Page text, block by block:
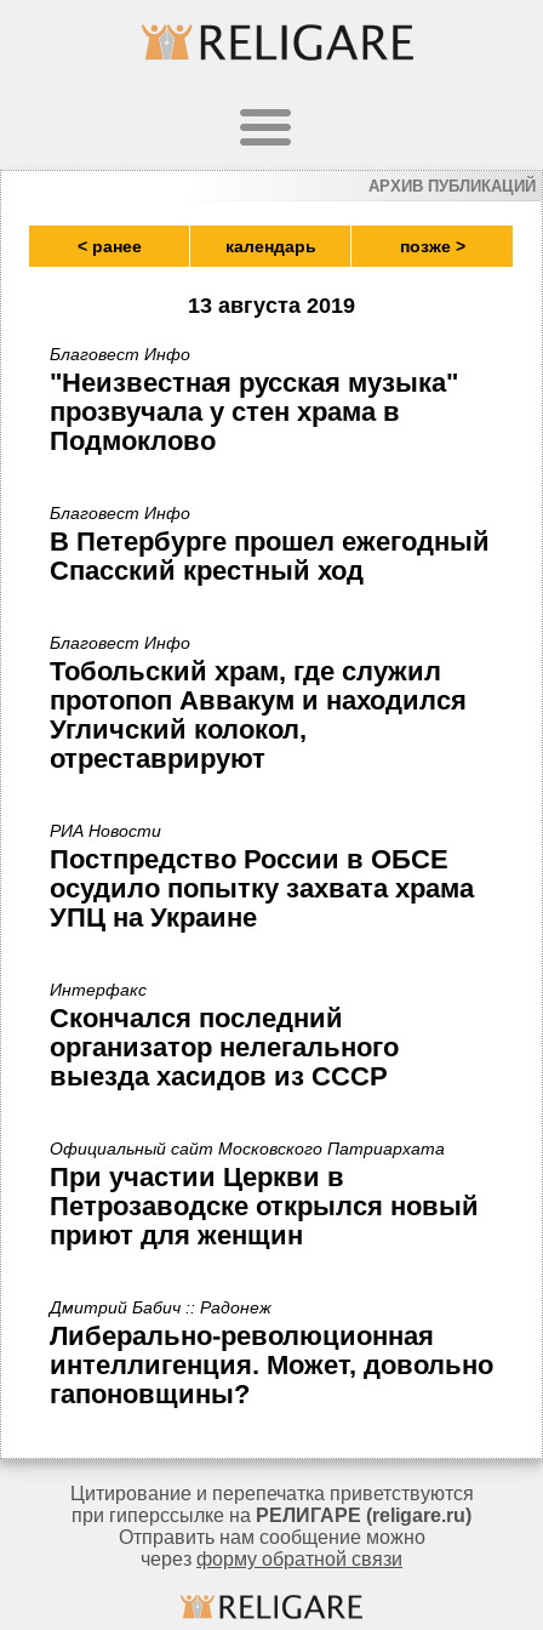
АРХИВ ПУБЛИКАЦИЙ
< ранее календарь позже >
13 августа 2019
Благовест Инфо
"Неизвестная русская музыка"
прозвучала у стен храма в
Подмоклово
Благовест Инфо
В Петербурге прошел ежегодный
Спасский крестный ход
Благовест Инфо
Тобольский храм, где служил
протопоп Аввакум и находился
Угличский колокол,
отреставрируют
РИА Новости
Постпредство России в ОБСЕ
осудило попытку захвата храма
УПЦ на Украине
Интерфакс
Скончался последний
организатор нелегального
выезда хасидов из СССР
Официальный сайт Московского Патриархата
При участии Церкви в
Петрозаводске открылся новый
приют для женщин
Дмитрий Бабич :: Радонеж
Либерально-революционная
интеллигенция. Может, довольно
гапоновщины?
Цитирование и перепечатка приветствуются
при гиперссылке на РЕЛИГАРЕ (religare.ru)
Отправить нам сообщение можно
через форму обратной связи